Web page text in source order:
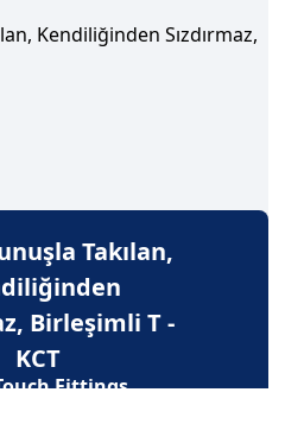
Takılan,
Birleşimli T -
KCT
Fittings